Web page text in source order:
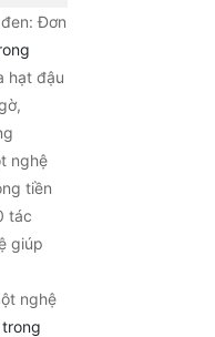
Đơn
hạt đậu
nghệ
tiền
tác
giúp
nghệ
trong